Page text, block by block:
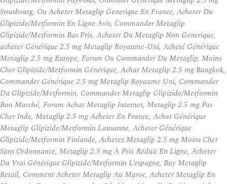
Strasbourg, Ou Acheter Metaglip Generique En France, Acheter Du
Glipizide/Metformin En Ligne Avis, Commander Metaglip
Glipizide/Metformin Bas Prix, Acheter Du Metaglip Non Generique,
acheter Générique 2.5 mg Metaglip Royaume-Uni, Acheté Générique
Metaglip 2.5 mg Europe, Forum Ou Commander Du Metaglip, Moins
Cher Glipizide/Metformin Générique, Achat Metaglip 2.5 mg Bangkok,
Commander Générique 2.5 mg Metaglip Royaume Uni, Commander
Du Glipizide/Metformin, Commander Metaglip Glipizide/Metformin
Bon Marché, Forum Achat Metaglip Internet, Metaglip 2.5 mg Pas
Cher Inde, Metaglip 2.5 mg Acheter En France, Achat Générique
Metaglip Glipizide/Metformin Lausanne, Acheter Générique
Glipizide/Metformin Finlande, Achetez Metaglip 2.5 mg Moins Cher
Sans Ordonnance, Metaglip 2.5 mg À Prix Réduit En Ligne, Acheter
Du Vrai Générique Glipizide/Metformin L’espagne, Buy Metaglip
Retail, Comment Acheter Metaglip Au Maroc, Acheter Metaglip En